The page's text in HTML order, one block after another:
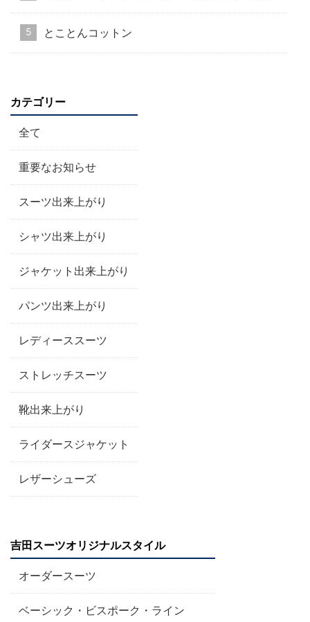
とことんコットン
カテゴリー
全て
重要なお知らせ
スーツ出来上がり
シャツ出来上がり
ジャケット出来上がり
パンツ出来上がり
レディーススーツ
ストレッチスーツ
靴出来上がり
ライダースジャケット
レザーシューズ
吉田スーツオリジナルスタイル
オーダースーツ
ベーシック・ビスポーク・ライン